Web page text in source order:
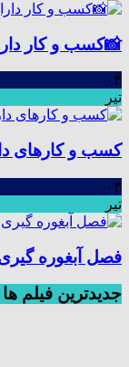
📸کسب و کار
۰۴
تیر
کسب و کارهای
۰۴
تیر
فصل آبغوره
جديدترين فیلم ها